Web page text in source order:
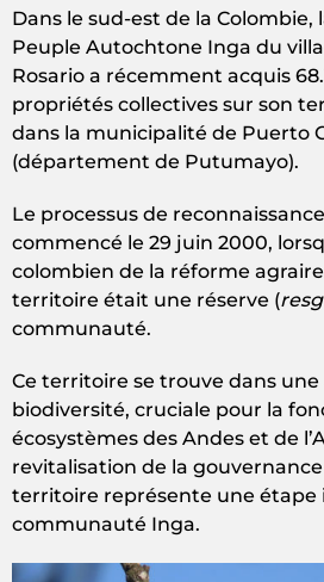
Dans le sud-est de la
Peuple Autochtone Inga du
Rosario a récemment acquis
propriétés collectives sur son
dans la municipalité de Puerto
(département de Putumayo).
Le processus de
commencé le 29 juin 2000,
colombien de la réforme
territoire était une réserve (
communauté.
Ce territoire se trouve dans
biodiversité, cruciale pour la
écosystèmes des Andes et de
revitalisation de la
territoire représente une
communauté Inga.